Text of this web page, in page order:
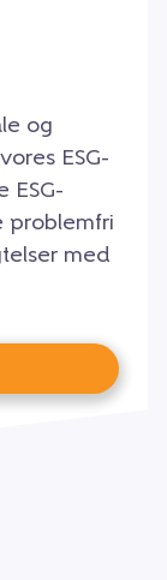
og
ESG-
ESG-
problemfri
med